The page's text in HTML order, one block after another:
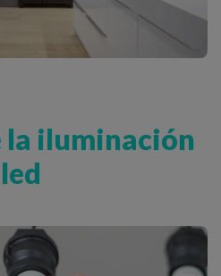
la iluminación
led